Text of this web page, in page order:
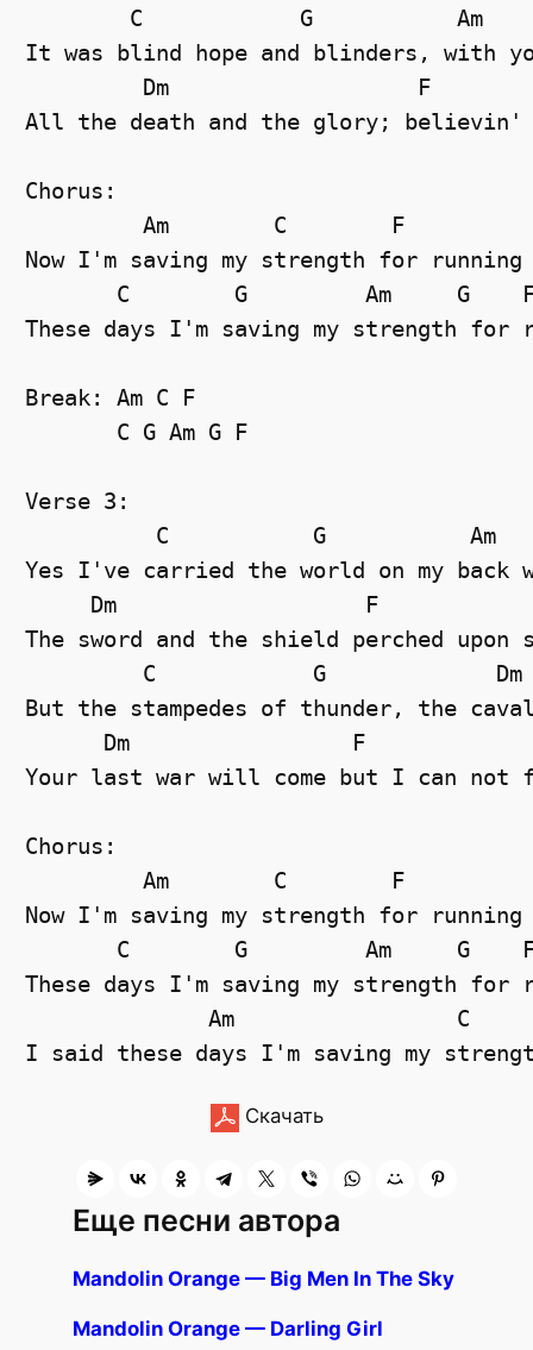
C
G
Am
It was blind hope and blinders, with
Dm
F
All the death and the glory; believin'
Chorus:
Am
C
F
Now I'm saving my strength for
C
G Am G
These days I'm saving my strength for
Break: Am C F
C G Am G F
Verse 3:
C
G
Am
Yes I've carried the world on my
Dm
F
The sword and the shield perched
C
G
Dm
But the stampedes of thunder, the
Dm
F
Your last war will come but I can not
Chorus:
Am
C
F
Now I'm saving my strength for
C
G Am G
These days I'm saving my strength for
Am
C
I said these days I'm saving my
Скачать
Еще песни автора
Mandolin Orange — Big Men In The Sky
Mandolin Orange — Darling Girl